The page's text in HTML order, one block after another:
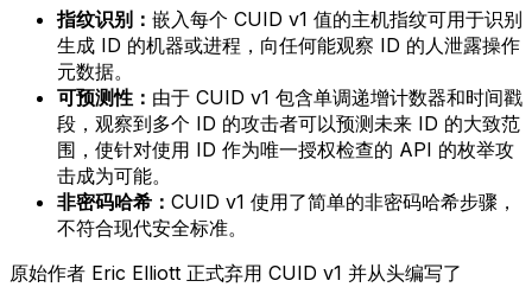
指纹识别： 嵌入每个 CUID v1 值的主机指纹可用于识别
生成 ID 的机器或进程，向任何能观察 ID 的人泄露操作
元数据。
可预测性： 由于 CUID v1 包含单调递增计数器和时间戳
段，观察到多个 ID 的攻击者可以预测未来 ID 的大致范
围，使针对使用 ID 作为唯一授权检查的 API 的枚举攻
击成为可能。
非密码哈希： CUID v1 使用了简单的非密码哈希步骤，
不符合现代安全标准。
原始作者 Eric Elliott 正式弃用 CUID v1 并从头编写了